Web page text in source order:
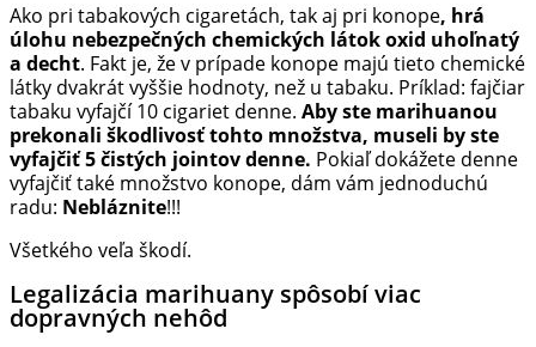
Ako pri tabakových cigaretách, tak aj pri konope, hrá
úlohu nebezpečných chemických látok oxid uhoľnatý
a decht. Fakt je, že v prípade konope majú tieto chemické
látky dvakrát vyššie hodnoty, než u tabaku. Príklad: fajčiar
tabaku vyfajčí 10 cigariet denne. Aby ste marihuanou
prekonali škodlivosť tohto množstva, museli by ste
vyfajčiť 5 čistých jointov denne. Pokiaľ dokážete denne
vyfajčiť také množstvo konope, dám vám jednoduchú
radu: Nebláznite!!!
Všetkého veľa škodí.
Legalizácia marihuany spôsobí viac
dopravných nehôd